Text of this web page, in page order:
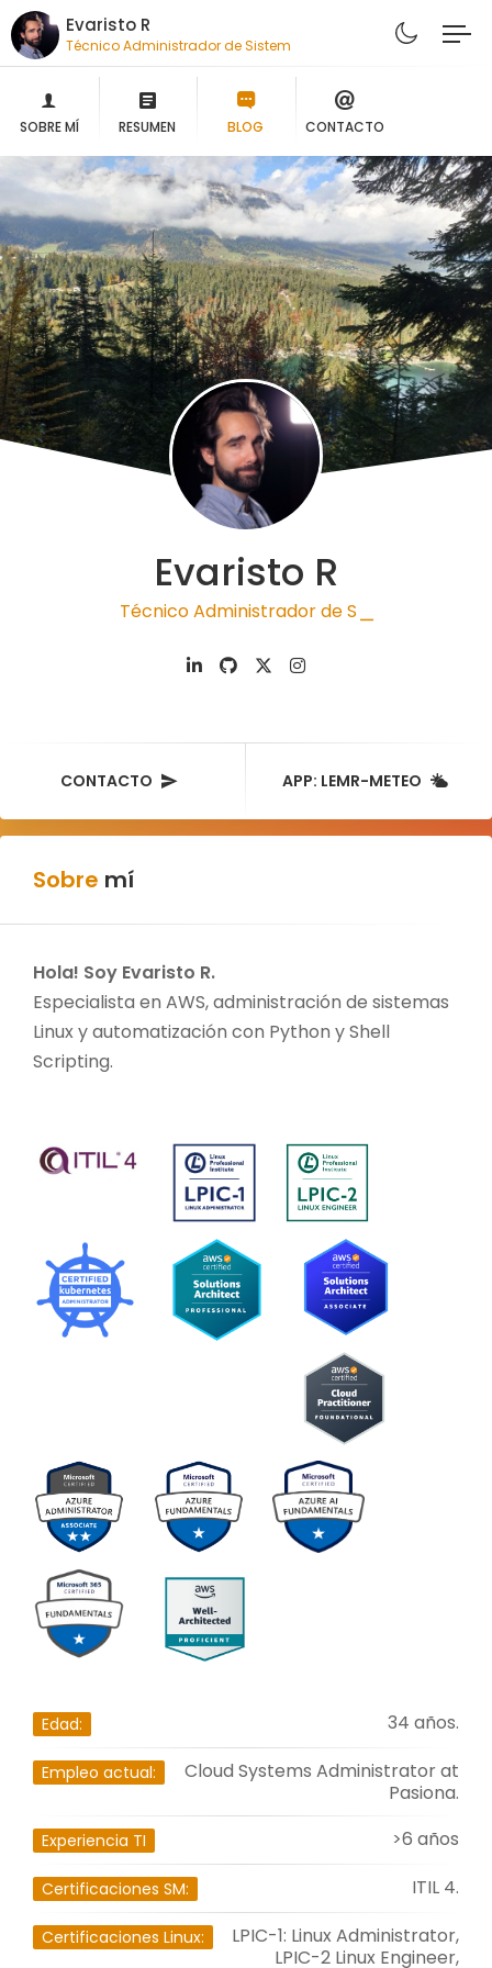
Evaristo R
AESA
SOBRE MÍ RESUMEN BLOG CONTACTO
Evaristo R
AESA/E
CONTACTO APP: LEMR-METEO
Sobre mí
Hola! Soy Evaristo R.
Especialista en AWS, administración de sistemas
Linux y automatización con Python y Shell
Scripting.
Edad: 34 años.
Empleo actual:
Cloud Systems Administrator at
Pasiona.
Experiencia TI >6 años
Certificaciones SM: ITIL 4.
Certificaciones Linux:
LPIC-1: Linux Administrator,
LPIC-2 Linux Engineer,